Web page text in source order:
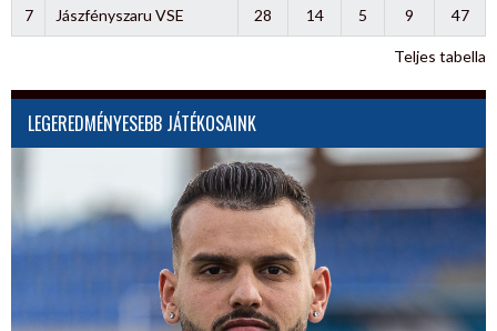
7 Jászfényszaru VSE 28 14 5 9 47
Teljes tabella
LEGEREDMÉNYESEBB JÁTÉKOSAINK